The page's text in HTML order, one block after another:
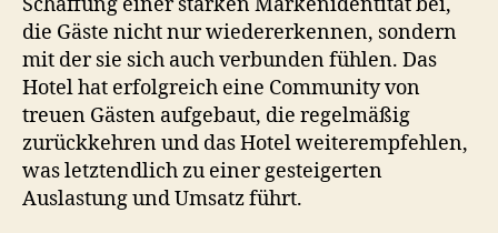
die Gäste nicht nur wiedererkennen, sondern
mit der sie sich auch verbunden fühlen. Das
Hotel hat erfolgreich eine Community von
treuen Gästen aufgebaut, die regelmäßig
zurückkehren und das Hotel weiterempfehlen,
was letztendlich zu einer gesteigerten
Auslastung und Umsatz führt.